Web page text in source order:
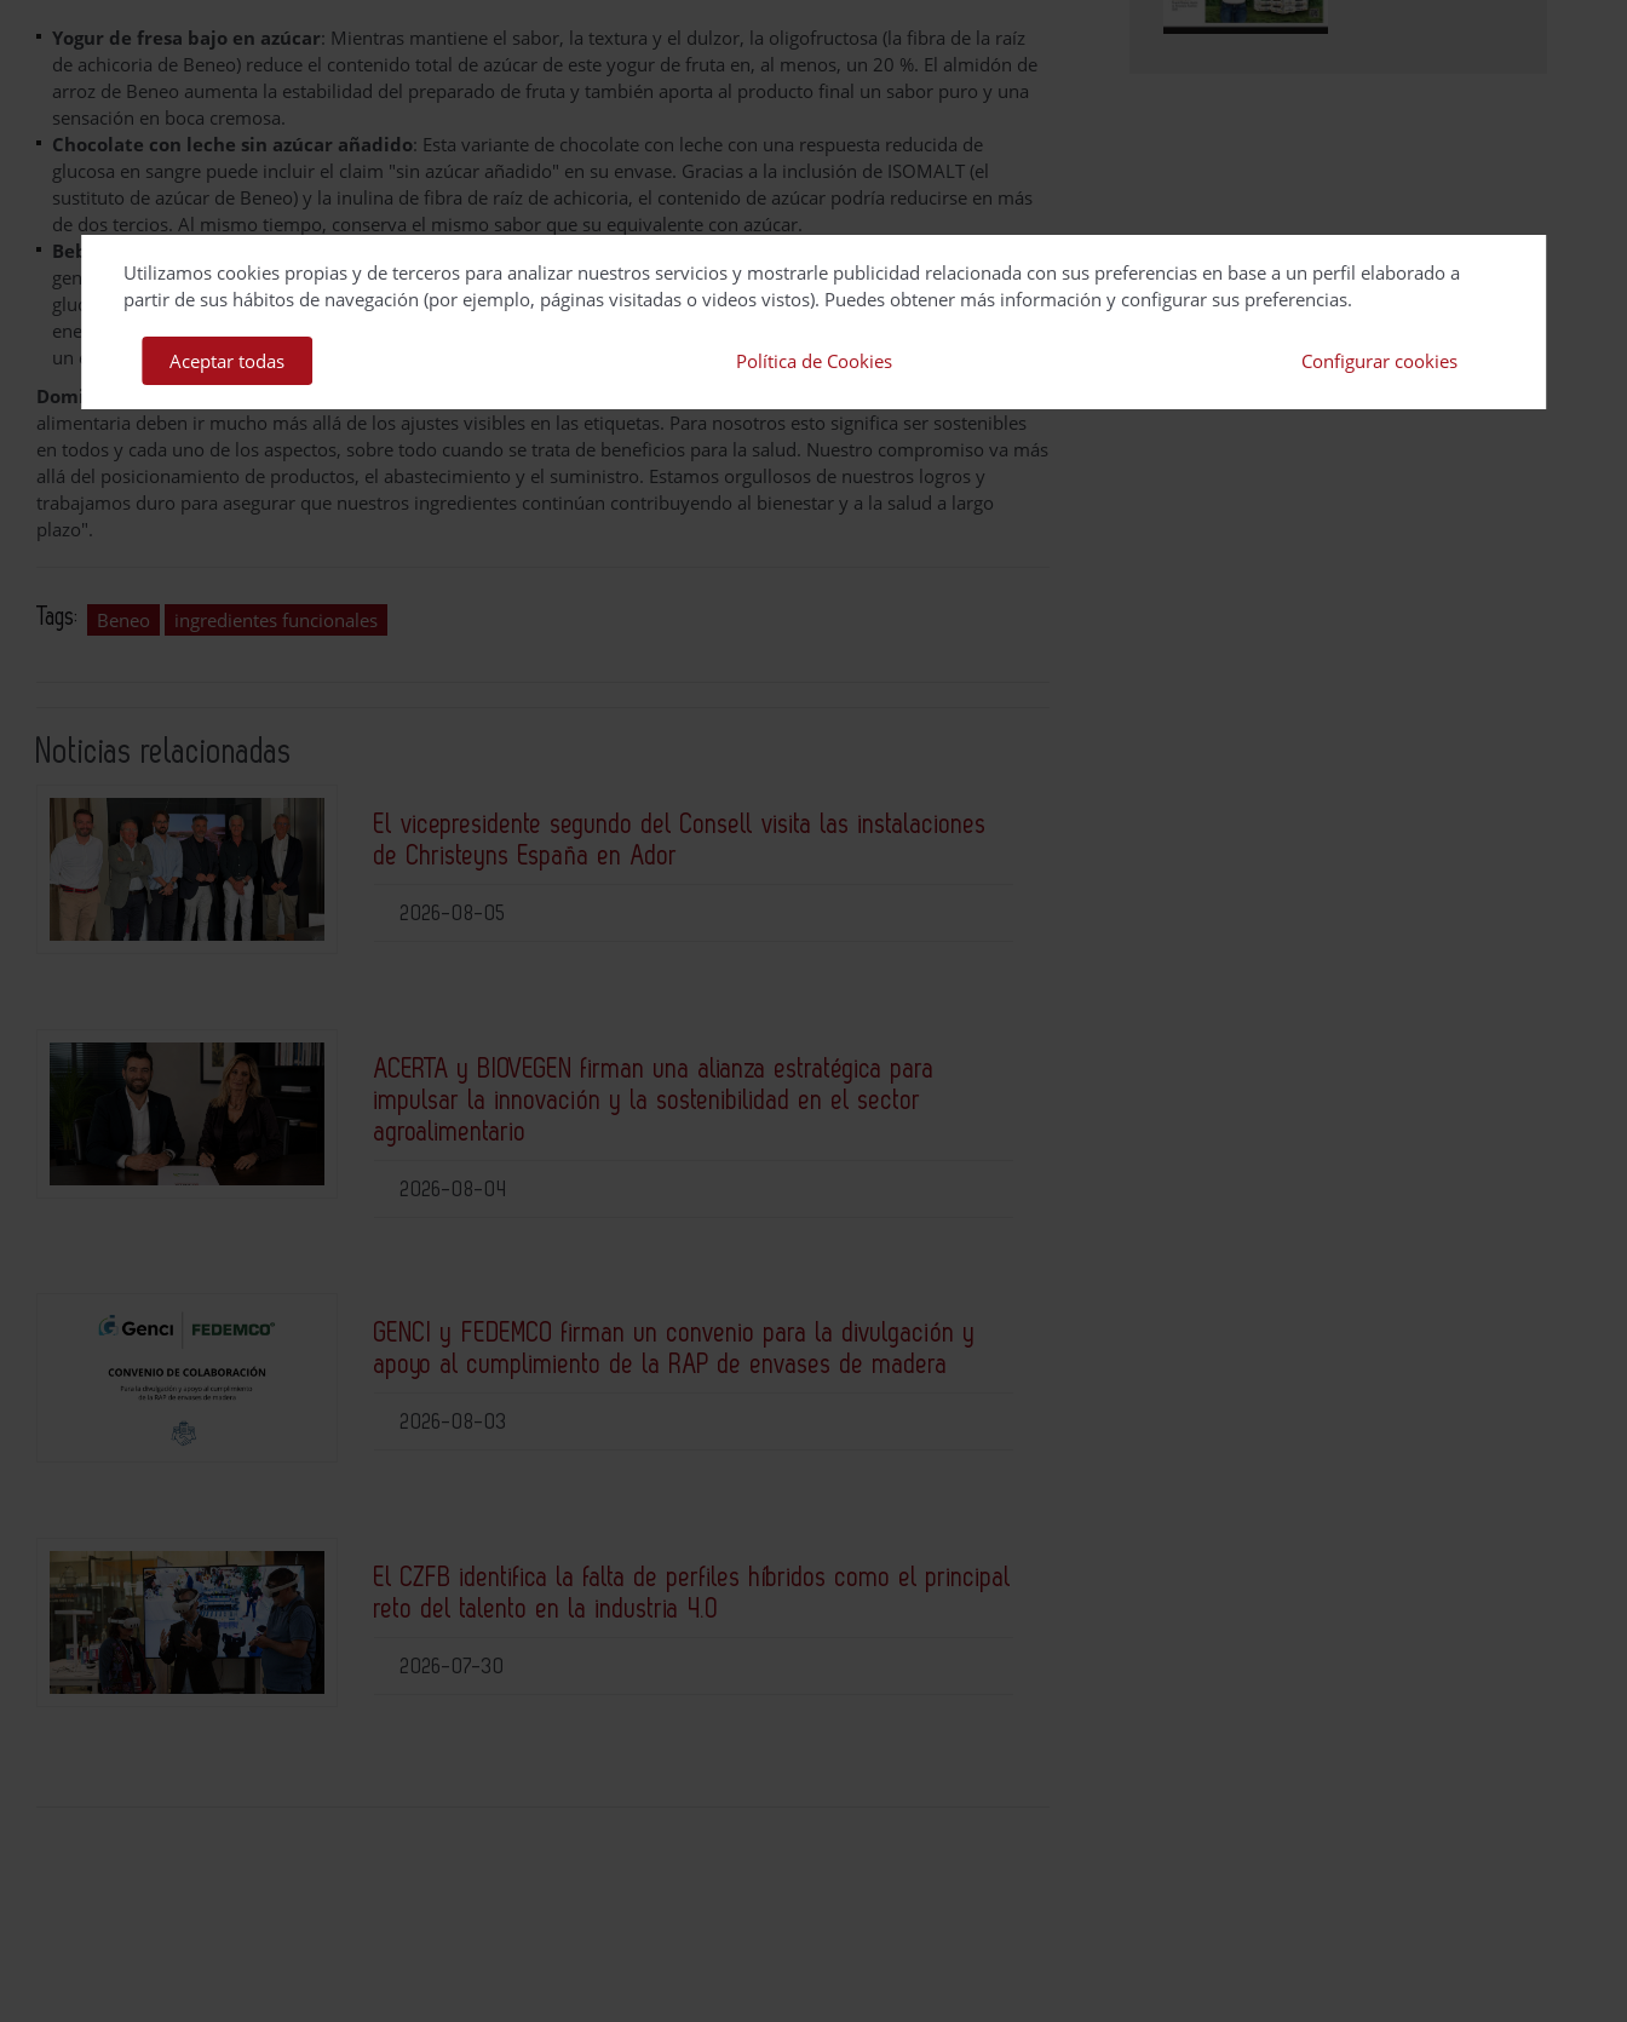
Yogur de fresa bajo en azúcar: Mientras mantiene el sabor, la textura y el dulzor, la oligofructosa (la fibra de la raíz
de achicoria de Beneo) reduce el contenido total de azúcar de este yogur de fruta en, al menos, un 20 %. El almidón de
arroz de Beneo aumenta la estabilidad del preparado de fruta y también aporta al producto final un sabor puro y una
sensación en boca cremosa.
Chocolate con leche sin azúcar añadido: Esta variante de chocolate con leche con una respuesta reducida de
glucosa en sangre puede incluir el claim "sin azúcar añadido" en su envase. Gracias a la inclusión de ISOMALT (el
sustituto de azúcar de Beneo) y la inulina de fibra de raíz de achicoria, el contenido de azúcar podría reducirse en más
de dos tercios. Al mismo tiempo, conserva el mismo sabor que su equivalente con azúcar.
Bebida isotónica no gaseosa de bajo índice glucémico
generación de Beneo), esta bebida deportiva de sabor a naranja contiene un 30 % menos de azúcares de alto índice
glucémico y puede incluir en su envase el claim "bajo índice glucémico". Tiene un agradable sabor dulce y aporta
energía de manera sostenida y equilibrada en forma de glucosa, algo esencial para cualquier persona que disfrute de
un estilo de vida activo.
Dominique Speleers
alimentaria deben ir mucho más allá de los ajustes visibles en las etiquetas. Para nosotros esto significa ser sostenibles
en todos y cada uno de los aspectos, sobre todo cuando se trata de beneficios para la salud. Nuestro compromiso va más
allá del posicionamiento de productos, el abastecimiento y el suministro. Estamos orgullosos de nuestros logros y
trabajamos duro para asegurar que nuestros ingredientes continúan contribuyendo al bienestar y a la salud a largo
plazo".
Tags: Beneo ingredientes funcionales
Noticias relacionadas
El vicepresidente segundo del Consell visita las instalaciones
de Christeyns España en Ador
2026-08-05
ACERTA y BIOVEGEN firman una alianza estratégica para
impulsar la innovación y la sostenibilidad en el sector
agroalimentario
2026-08-04
GENCI y FEDEMCO firman un convenio para la divulgación y
apoyo al cumplimiento de la RAP de envases de madera
2026-08-03
El CZFB identifica la falta de perfiles híbridos como el principal
reto del talento en la industria 4.0
2026-07-30
Utilizamos cookies propias y de terceros para analizar nuestros servicios y mostrarle publicidad relacionada con sus preferencias en base a un perfil elaborado a
partir de sus hábitos de navegación (por ejemplo, páginas visitadas o videos vistos). Puedes obtener más información y configurar sus preferencias.
Aceptar todas Política de Cookies Configurar cookies